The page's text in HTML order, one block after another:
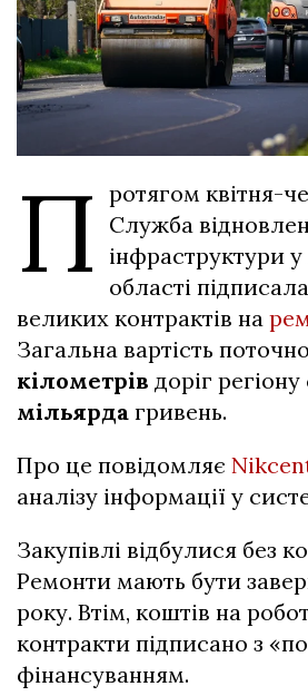
П ротягом квітня-
Служба
інфраструктури
області
великих контрактів на
Загальна вартість
кілометрів доріг
мільярда гривень.
Про це повідомляє
аналізу інформації у
Закупівлі відбулися без
Ремонти мають бути
року. Втім, коштів на
контракти підписано з
фінансуванням.